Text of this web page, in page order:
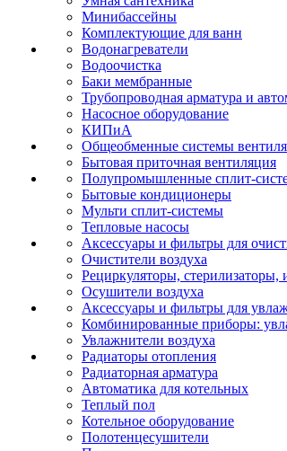
Минибассейны
Комплектующие для ванн
Водонагреватели
Водоочистка
Баки мембранные
Трубопроводная арматура и
Насосное оборудование
КИПиА
Общеобменные системы
Бытовая приточная вентиляция
Полупромышленные сплит-
Бытовые кондиционеры
Мульти сплит-системы
Тепловые насосы
Аксессуары и фильтры для
Очистители воздуха
Рециркуляторы, стерилизаторы,
Осушители воздуха
Аксессуары и фильтры для
Комбинированные приборы:
Увлажнители воздуха
Радиаторы отопления
Радиаторная арматура
Автоматика для котельных
Теплый пол
Котельное оборудование
Полотенцесушители